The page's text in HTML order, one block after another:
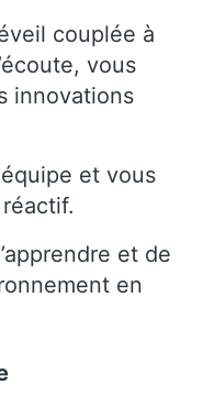
couplée à
vous
innovations
et vous
et de
en